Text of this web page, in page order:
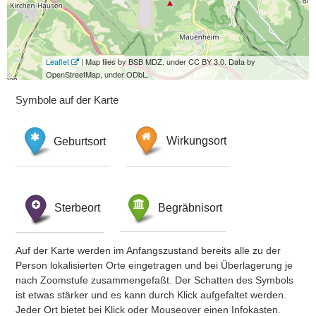
Leaflet
| Map tiles by BSB MDZ, under CC BY 3.0. Data by
OpenStreetMap, under ODbL.
Symbole auf der Karte
Geburtsort Wirkungsort
Sterbeort Begräbnisort
Auf der Karte werden im Anfangszustand bereits alle zu der
Person lokalisierten Orte eingetragen und bei Überlagerung je
nach Zoomstufe zusammengefaßt. Der Schatten des Symbols
ist etwas stärker und es kann durch Klick aufgefaltet werden.
Jeder Ort bietet bei Klick oder Mouseover einen Infokasten.